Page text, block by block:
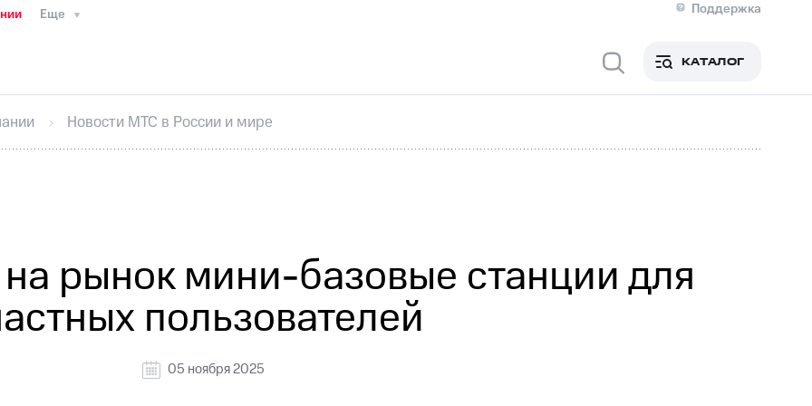
Еще
Поддержка
Медиа-центр
ИнтервьюФинансовая отчетностьКонтактыНовости в регионе
секретарьРаскрытие информации
кабинет акционераАкционерный капиталКонтроль и аудитРынок акций
КАТАЛОГ
Новости МТС в России и мире
рынок мини-базовые станции для
пользователей
05 ноября 2025